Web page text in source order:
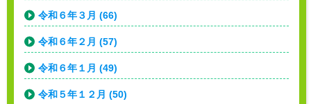
令和６年３月 (66)
令和６年２月 (57)
令和６年１月 (49)
令和５年１２月 (50)